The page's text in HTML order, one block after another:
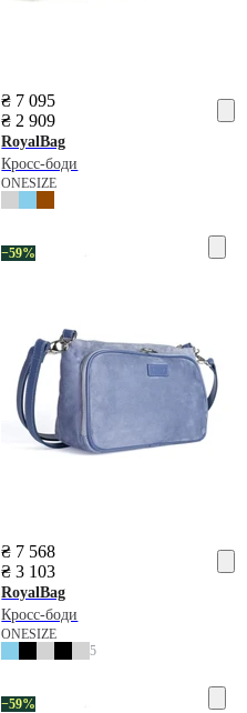
₴ 7 095
₴ 2 909
RoyalBag
Кросс-боди
ONESIZE
−59%
₴ 7 568
₴ 3 103
RoyalBag
Кросс-боди
ONESIZE
5
−59%